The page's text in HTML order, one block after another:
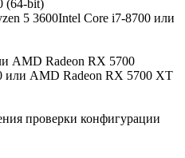
(64-bit)
5 3600Intel Core i7-8700 или
AMD Radeon RX 5700
или AMD Radeon RX 5700 XT
проверки конфигурации